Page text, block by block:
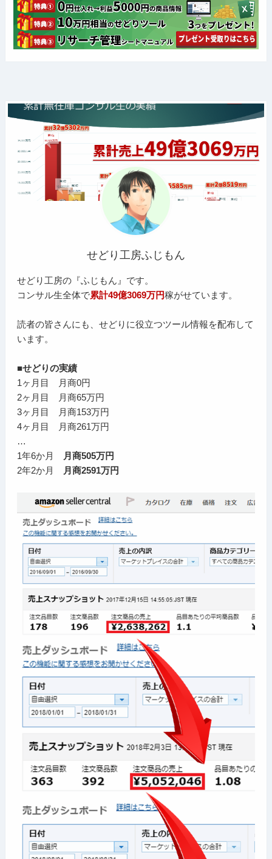
せどり工房ふじもん
せどり工房の『ふじもん』です。
コンサル生全体で累計49億3069万円稼がせています。
読者の皆さんにも、せどりに役立つツール情報を配布して
います。
■せどりの実績
1ヶ月目 月商0円
2ヶ月目 月商65万円
3ヶ月目 月商153万円
4ヶ月目 月商261万円
…
1年6か月
月商505万円
2年2か月
月商2591万円